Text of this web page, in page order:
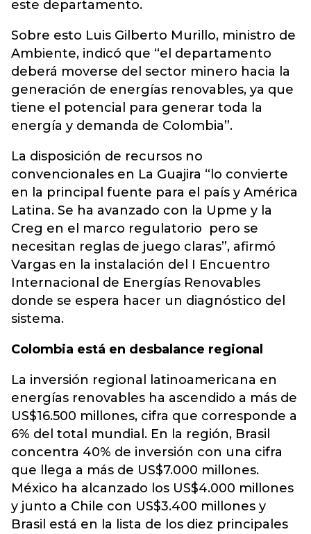
este departamento.
Sobre esto Luis Gilberto Murillo, ministro de
Ambiente, indicó que “el departamento
deberá moverse del sector minero hacia la
generación de energías renovables, ya que
tiene el potencial para generar toda la
energía y demanda de Colombia”.
La disposición de recursos no
convencionales en La Guajira “lo convierte
en la principal fuente para el país y América
Latina. Se ha avanzado con la Upme y la
Creg en el marco regulatorio pero se
necesitan reglas de juego claras”, afirmó
Vargas en la instalación del I Encuentro
Internacional de Energías Renovables
donde se espera hacer un diagnóstico del
sistema.
Colombia está en desbalance regional
La inversión regional latinoamericana en
energías renovables ha ascendido a más de
US$16.500 millones, cifra que corresponde a
6% del total mundial. En la región, Brasil
concentra 40% de inversión con una cifra
que llega a más de US$7.000 millones.
México ha alcanzado los US$4.000 millones
y junto a Chile con US$3.400 millones y
Brasil está en la lista de los diez principales